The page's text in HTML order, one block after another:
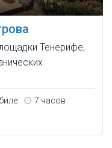
Тенерифе,
7 часов